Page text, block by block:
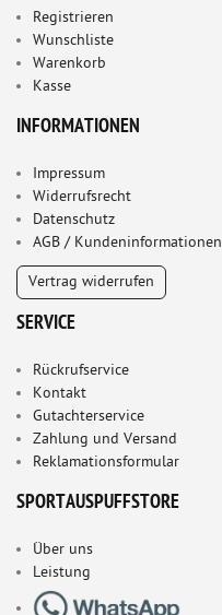
Registrieren
Wunschliste
Warenkorb
Kasse
INFORMATIONEN
Impressum
Widerrufsrecht
Datenschutz
AGB / Kundeninformationen
Vertrag widerrufen
SERVICE
Rückrufservice
Kontakt
Gutachterservice
Zahlung und Versand
Reklamationsformular
SPORTAUSPUFFSTORE
Über uns
Leistung